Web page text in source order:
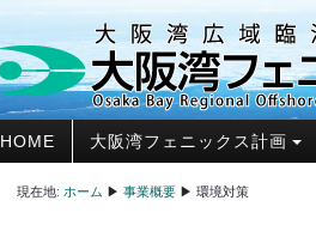
HOME 大阪湾フェニックス計画
現在地: ホーム ▶ 事業概要 ▶ 環境対策